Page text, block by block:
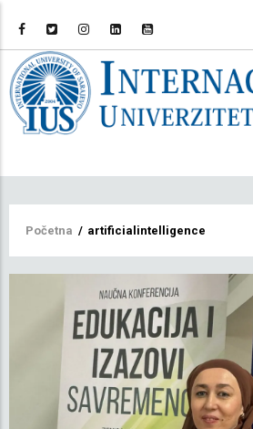
Breadcrumb
Početna / artificialintelligence